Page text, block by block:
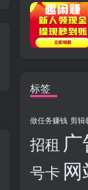
标签
做任务赚钱 剪辑
招租
号卡